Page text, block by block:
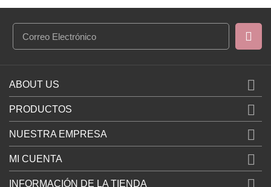
ABOUT US 
PRODUCTOS 
NUESTRA EMPRESA 
MI CUENTA 
INFORMACIÓN DE LA TIENDA